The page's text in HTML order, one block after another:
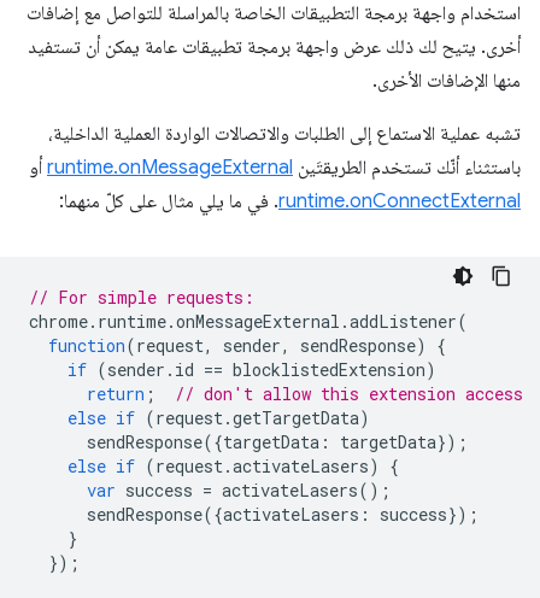
استخدام واجهة برمجة التطبيقات الخاصة بالمراسلة للتواصل مع إضافات
أخرى. يتيح لك ذلك عرض واجهة برمجة تطبيقات عامة يمكن أن تستفيد
منها الإضافات الأخرى.
تشبه عملية الاستماع إلى الطلبات والاتصالات الواردة العملية الداخلية،
باستثناء أنّك تستخدم الطريقتَين runtime.onMessageExternal أو
runtime.onConnectExternal. في ما يلي مثال على كلّ منهما:
// For simple requests:
chrome. runtime.onMessageExternal .addListener(
function(request, sender, sendResponse)
{
if (sender . id == blocklistedExtension)
return ;
// don't allow this extension access
else if (request.getTargetData)
sendResponse({targetData : targetData});
else if (request.activateLasers)
{
var success = activateLasers();
sendResponse({activateLasers : success});
}
});